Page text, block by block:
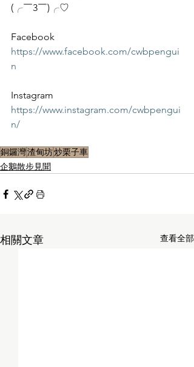
(╭￣3￣)╭♡
Facebook
https://www.facebook.com/cwbpengui
n
Instagram
https://www.instagram.com/cwbpengui
n/
銅鑼灣渣甸坊炒栗子車
企鵝散步見聞
相關文章 查看全部